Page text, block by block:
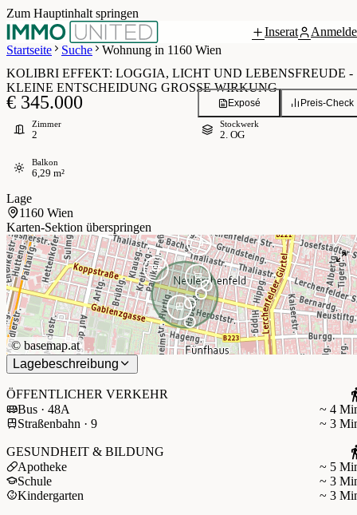
Zum Hauptinhalt springen
Inserat
Startseite
Suche Wohnung in 1160 Wien
/ 16Grundriss
KOLIBRI EFFEKT: LOGGIA, LICHT UND LEBENSFREUDE -
KLEINE ENTSCHEIDUNG GROSSE WIRKUNG
€ 345.000 Preis-Check
Exposé
Zimmer
2
Stockwerk
2. OG
Balkon
6,29 m²
Lage
1160 Wien
Karten-Sektion überspringen
© basemap.at
Lagebeschreibung
ÖFFENTLICHER VERKEHR
Bus · 48A
~ 4
Straßenbahn · 9
~ 3
GESUNDHEIT & BILDUNG
Apotheke
~ 5
Schule
~ 3
Kindergarten
~ 3